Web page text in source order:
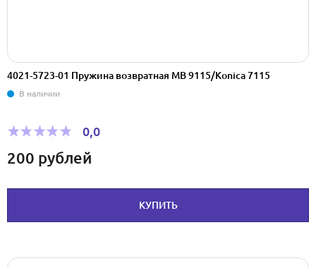
4021-5723-01 Пружина возвратная МВ 9115/Konica 7115
В наличии
0,0
200 рублей
КУПИТЬ